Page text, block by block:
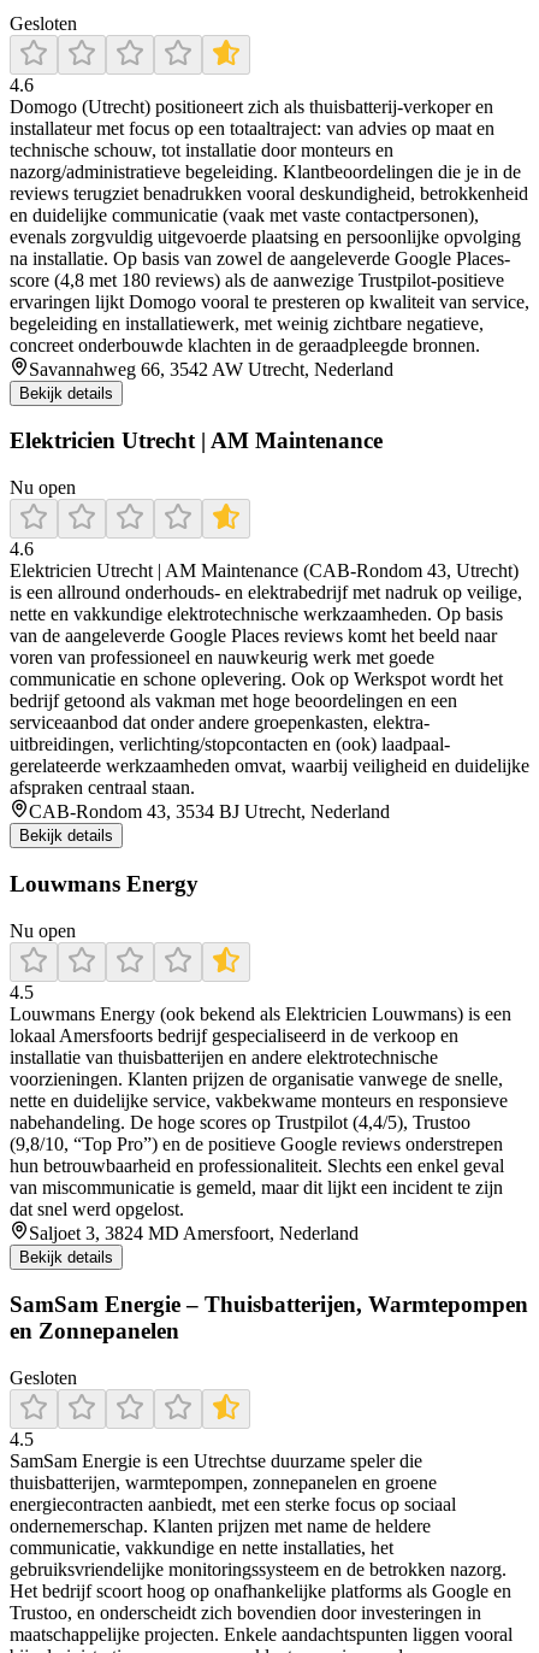
Gesloten
4.6
Domogo (Utrecht) positioneert zich als thuisbatterij-verkoper en
installateur met focus op een totaaltraject: van advies op maat en
technische schouw, tot installatie door monteurs en
nazorg/administratieve begeleiding. Klantbeoordelingen die je in de
reviews terugziet benadrukken vooral deskundigheid, betrokkenheid
en duidelijke communicatie (vaak met vaste contactpersonen),
evenals zorgvuldig uitgevoerde plaatsing en persoonlijke opvolging
na installatie. Op basis van zowel de aangeleverde Google Places-
score (4,8 met 180 reviews) als de aanwezige Trustpilot-positieve
ervaringen lijkt Domogo vooral te presteren op kwaliteit van service,
begeleiding en installatiewerk, met weinig zichtbare negatieve,
concreet onderbouwde klachten in de geraadpleegde bronnen.
Savannahweg 66, 3542 AW Utrecht, Nederland
Bekijk details
Elektricien Utrecht | AM Maintenance
Nu open
4.6
Elektricien Utrecht | AM Maintenance (CAB-Rondom 43, Utrecht)
is een allround onderhouds- en elektrabedrijf met nadruk op veilige,
nette en vakkundige elektrotechnische werkzaamheden. Op basis
van de aangeleverde Google Places reviews komt het beeld naar
voren van professioneel en nauwkeurig werk met goede
communicatie en schone oplevering. Ook op Werkspot wordt het
bedrijf getoond als vakman met hoge beoordelingen en een
serviceaanbod dat onder andere groepenkasten, elektra-
uitbreidingen, verlichting/stopcontacten en (ook) laadpaal-
gerelateerde werkzaamheden omvat, waarbij veiligheid en duidelijke
afspraken centraal staan.
CAB-Rondom 43, 3534 BJ Utrecht, Nederland
Bekijk details
Louwmans Energy
Nu open
4.5
Louwmans Energy (ook bekend als Elektricien Louwmans) is een
lokaal Amersfoorts bedrijf gespecialiseerd in de verkoop en
installatie van thuisbatterijen en andere elektrotechnische
voorzieningen. Klanten prijzen de organisatie vanwege de snelle,
nette en duidelijke service, vakbekwame monteurs en responsieve
nabehandeling. De hoge scores op Trustpilot (4,4/5), Trustoo
(9,8/10, “Top Pro”) en de positieve Google reviews onderstrepen
hun betrouwbaarheid en professionaliteit. Slechts een enkel geval
van miscommunicatie is gemeld, maar dit lijkt een incident te zijn
dat snel werd opgelost.
Saljoet 3, 3824 MD Amersfoort, Nederland
Bekijk details
SamSam Energie – Thuisbatterijen, Warmtepompen
en Zonnepanelen
Gesloten
4.5
SamSam Energie is een Utrechtse duurzame speler die
thuisbatterijen, warmtepompen, zonnepanelen en groene
energiecontracten aanbiedt, met een sterke focus op sociaal
ondernemerschap. Klanten prijzen met name de heldere
communicatie, vakkundige en nette installaties, het
gebruiksvriendelijke monitoringssysteem en de betrokken nazorg.
Het bedrijf scoort hoog op onafhankelijke platforms als Google en
Trustoo, en onderscheidt zich bovendien door investeringen in
maatschappelijke projecten. Enkele aandachtspunten liggen vooral